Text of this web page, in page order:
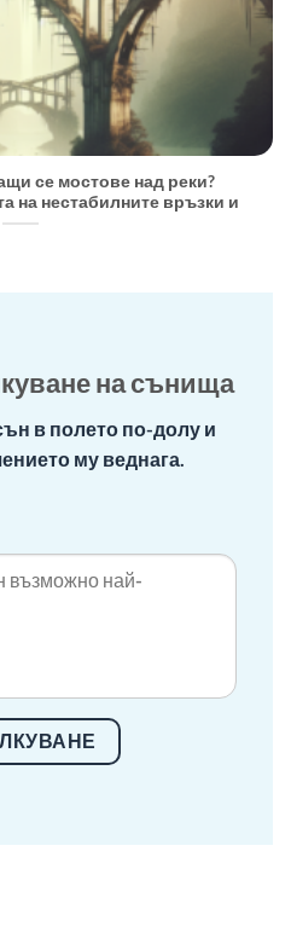
се мостове над реки?
на нестабилните връзки и
на сънища
в полето по-долу и
му веднага.